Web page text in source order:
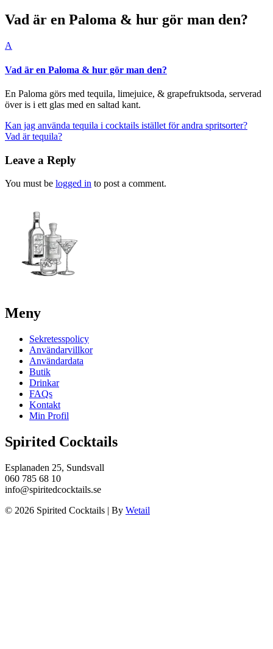
Vad är en Paloma & hur gör man den?
A
Vad är en Paloma & hur gör man den?
En Paloma görs med tequila, limejuice, & grapefruktsoda, serverad
över is i ett glas med en saltad kant.
Post
navigation
Kan jag använda tequila i cocktails istället för andra spritsorter?
Vad är tequila?
Leave a Reply
You must be logged in to post a comment.
Meny
Sekretesspolicy
Användarvillkor
Användardata
Butik
Drinkar
FAQs
Kontakt
Min Profil
Spirited Cocktails
Esplanaden 25, Sundsvall
060 785 68 10
info@spiritedcocktails.se
© 2026 Spirited Cocktails | By Wetail